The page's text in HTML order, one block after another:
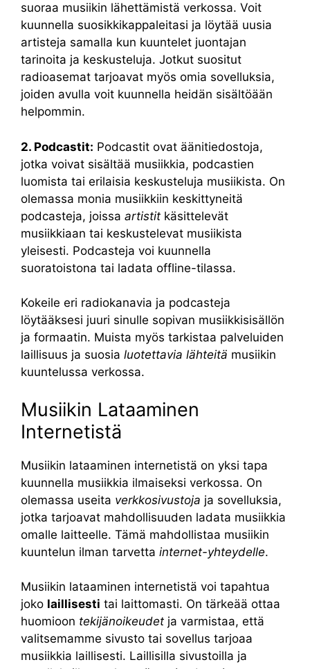
suoraa musiikin lähettämistä verkossa. Voit
kuunnella suosikkikappaleitasi ja löytää uusia
artisteja samalla kun kuuntelet juontajan
tarinoita ja keskusteluja. Jotkut suositut
radioasemat tarjoavat myös omia sovelluksia,
joiden avulla voit kuunnella heidän sisältöään
helpommin.
2. Podcastit: Podcastit ovat äänitiedostoja,
jotka voivat sisältää musiikkia, podcastien
luomista tai erilaisia keskusteluja musiikista. On
olemassa monia musiikkiin keskittyneitä
podcasteja, joissa artistit käsittelevät
musiikkiaan tai keskustelevat musiikista
yleisesti. Podcasteja voi kuunnella
suoratoistona tai ladata offline-tilassa.
Kokeile eri radiokanavia ja podcasteja
löytääksesi juuri sinulle sopivan musiikkisisällön
ja formaatin. Muista myös tarkistaa palveluiden
laillisuus ja suosia luotettavia lähteitä musiikin
kuuntelussa verkossa.
Musiikin Lataaminen
Internetistä
Musiikin lataaminen internetistä on yksi tapa
kuunnella musiikkia ilmaiseksi verkossa. On
olemassa useita verkkosivustoja ja sovelluksia,
jotka tarjoavat mahdollisuuden ladata musiikkia
omalle laitteelle. Tämä mahdollistaa musiikin
kuuntelun ilman tarvetta internet-yhteydelle.
Musiikin lataaminen internetistä voi tapahtua
joko laillisesti tai laittomasti. On tärkeää ottaa
huomioon tekijänoikeudet ja varmistaa, että
valitsemamme sivusto tai sovellus tarjoaa
musiikkia laillisesti. Laillisilla sivustoilla ja